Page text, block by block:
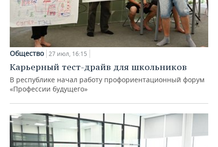
Общество 27 июл, 16:15
Карьерный тест-драйв для школьников
В республике начал работу профориентационный форум
«Профессии будущего»